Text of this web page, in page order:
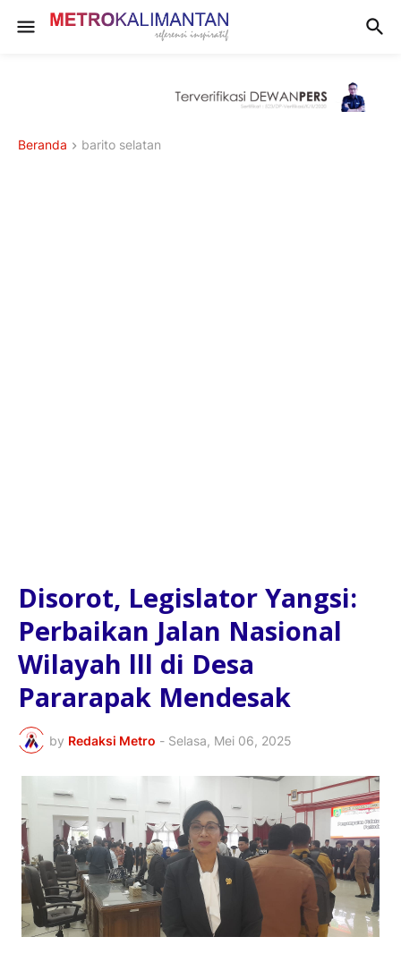
Beranda barito selatan
Disorot, Legislator Yangsi:
Perbaikan Jalan Nasional
Wilayah lll di Desa
Pararapak Mendesak
by Redaksi Metro - Selasa, Mei 06, 2025